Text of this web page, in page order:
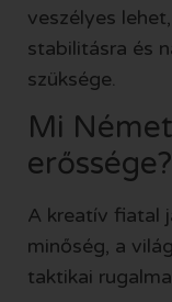
veszélyes
stabilitásra és
szüksége.
Mi
erőssége?
A kreatív fiatal
minőség, a
taktikai